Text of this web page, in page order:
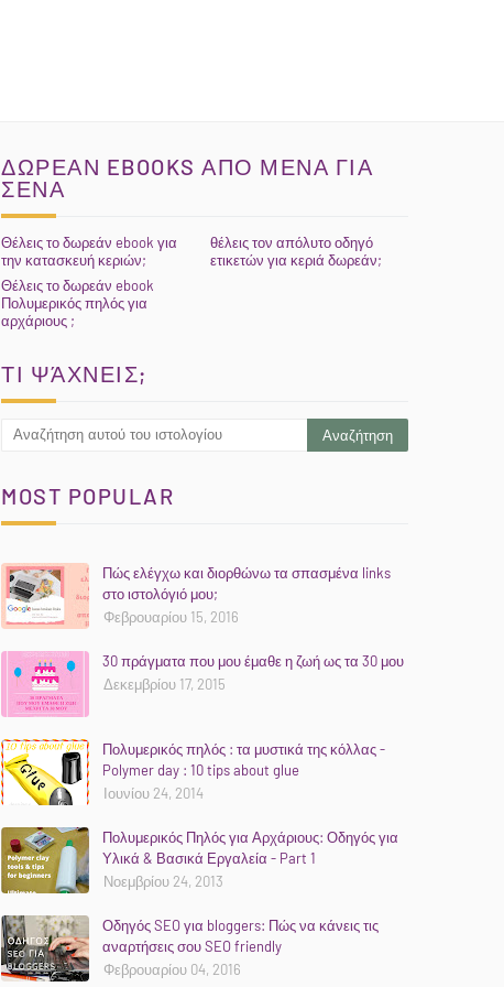
ΔΩΡΕΑΝ EBOOKS ΑΠΟ ΜΕΝΑ ΓΙΑ
ΣΕΝΑ
Θέλεις το δωρεάν ebook για
την κατασκευή κεριών;
θέλεις τον απόλυτο οδηγό
ετικετών για κεριά δωρεάν;
Θέλεις το δωρεάν ebook
Πολυμερικός πηλός για
αρχάριους ;
ΤΙ ΨΆΧΝΕΙΣ;
MOST POPULAR
Πώς ελέγχω και διορθώνω τα σπασμένα links
στο ιστολόγιό μου;
Φεβρουαρίου 15, 2016
30 πράγματα που μου έμαθε η ζωή ως τα 30 μου
Δεκεμβρίου 17, 2015
Πολυμερικός πηλός : τα μυστικά της κόλλας -
Polymer day : 10 tips about glue
Ιουνίου 24, 2014
Πολυμερικός Πηλός για Αρχάριους: Οδηγός για
Υλικά & Βασικά Εργαλεία - Part 1
Νοεμβρίου 24, 2013
Οδηγός SEO για bloggers: Πώς να κάνεις τις
αναρτήσεις σου SEO friendly
Φεβρουαρίου 04, 2016